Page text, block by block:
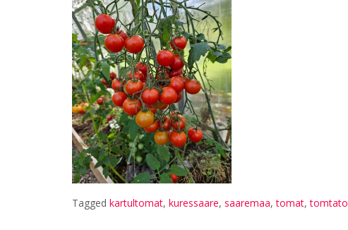
Tagged kartultomat, kuressaare, saaremaa,tomat,tomtato